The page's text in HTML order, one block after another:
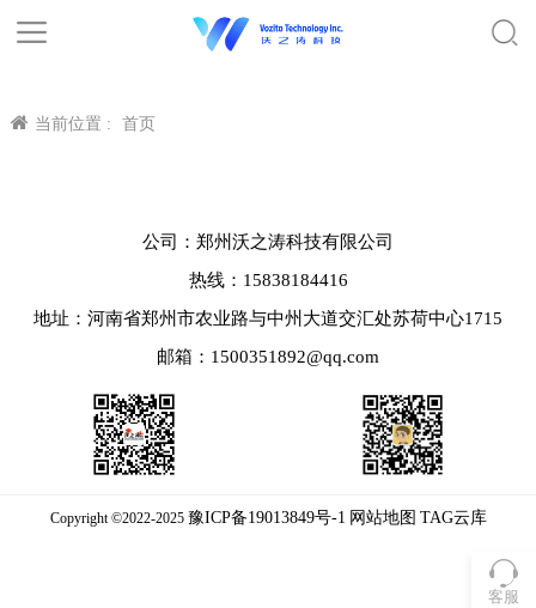
当前位置 : 首页
客服
公司：郑州沃之涛科技有限公司
热线：15838184416
地址：河南省郑州市农业路与中州大道交汇处苏荷中心1715
邮箱：1500351892@qq.com
Copyright ©2022-2025 豫ICP备19013849号-1 网站地图 TAG云库